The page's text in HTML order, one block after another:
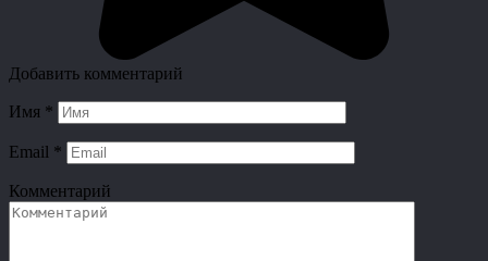
Добавить комментарий
Имя *
Email *
Комментарий